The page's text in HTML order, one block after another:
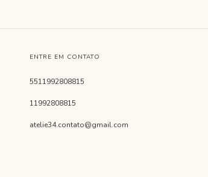
ENTRE EM CONTATO
5511992808815
11992808815
atelie34.contato@gmail.com